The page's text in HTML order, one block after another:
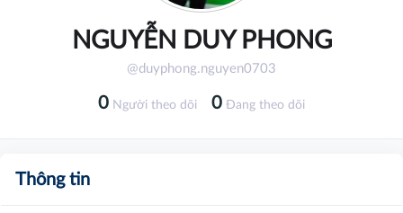
NGUYỄN DUY PHONG
@duyphong.nguyen0703
0 Người theo dõi 0 Đang theo dõi
Thông tin